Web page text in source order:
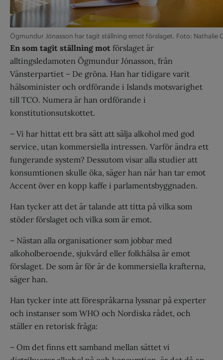
Ögmundur Jónasson har tagit ställning emot förslaget. Foto: Nathalie
En som tagit ställning mot förslaget är
alltingsledamoten Ögmundur Jónasson, från
Vänsterpartiet – De gröna. Han har tidigare varit
hälsominister och ordförande i Islands motsvarighet
till TCO. Numera är han ordförande i
konstitutionsutskottet.
– Vi har hittat ett bra sätt att sälja alkohol med god
service, utan kommersiella intressen. Varför ändra ett
fungerande system? Dessutom visar alla studier att
konsumtionen skulle öka, säger han när han tar emot
Accent över en kopp kaffe i parlamentsbyggnaden.
Han tycker att det är talande att titta på vilka som
stöder förslaget och vilka som är emot.
– Nästan alla organisationer som jobbar med
alkoholberoende, sjukvård eller folkhälsa är emot
förslaget. De som är för är de kommersiella krafterna,
säger han.
Han tycker inte att förespråkarna lyssnar på experter
och instanser som WHO och Nordiska rådet, och
ställer en retorisk fråga:
– Om det finns ett samband mellan sättet vi